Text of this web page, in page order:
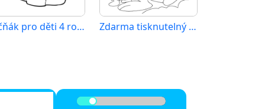
Tučňák pro děti 4 roky Zdarma tisknutelný Tučňák